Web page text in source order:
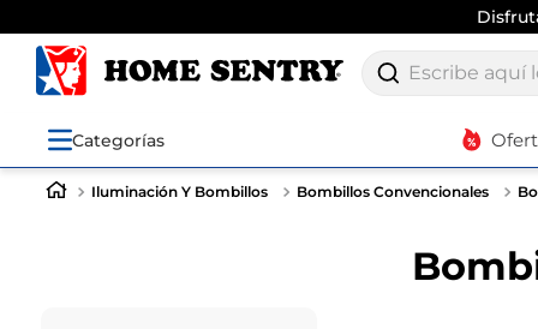
Escribe aquí lo
Categorías
Iluminación Y Bombillos Bombillos Convencionales